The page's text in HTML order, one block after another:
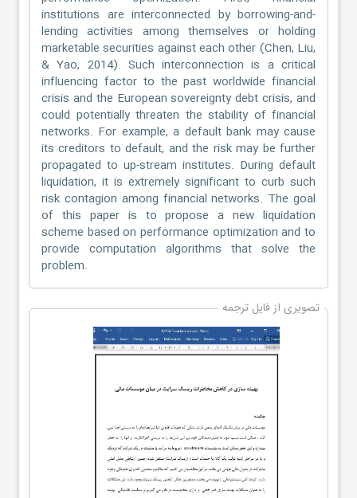
institutions are interconnected by borrowing-and-
lending activities among themselves or holding
marketable securities against each other (Chen, Liu,
& Yao, 2014). Such interconnection is a critical
influencing factor to the past worldwide financial
crisis and the European sovereignty debt crisis, and
could potentially threaten the stability of financial
networks. For example, a default bank may cause
its creditors to default, and the risk may be further
propagated to up-stream institutes. During default
liquidation, it is extremely significant to curb such
risk contagion among financial networks. The goal
of this paper is to propose a new liquidation
scheme based on performance optimization and to
provide computation algorithms that solve the
problem.
تصویری از فایل ترجمه